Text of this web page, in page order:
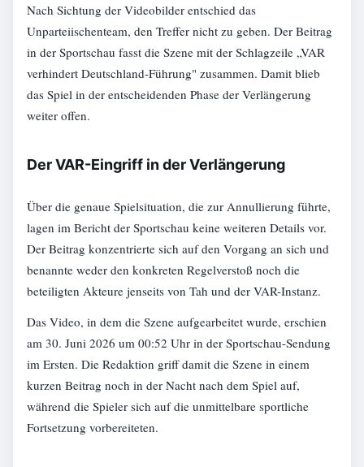
Nach Sichtung der Videobilder entschied das
Unparteiischenteam, den Treffer nicht zu geben. Der Beitrag
in der Sportschau fasst die Szene mit der Schlagzeile „VAR
verhindert Deutschland-Führung" zusammen. Damit blieb
das Spiel in der entscheidenden Phase der Verlängerung
weiter offen.
Der VAR-Eingriff in der Verlängerung
Über die genaue Spielsituation, die zur Annullierung führte,
lagen im Bericht der Sportschau keine weiteren Details vor.
Der Beitrag konzentrierte sich auf den Vorgang an sich und
benannte weder den konkreten Regelverstoß noch die
beteiligten Akteure jenseits von Tah und der VAR-Instanz.
Das Video, in dem die Szene aufgearbeitet wurde, erschien
am 30. Juni 2026 um 00:52 Uhr in der Sportschau-Sendung
im Ersten. Die Redaktion griff damit die Szene in einem
kurzen Beitrag noch in der Nacht nach dem Spiel auf,
während die Spieler sich auf die unmittelbare sportliche
Fortsetzung vorbereiteten.